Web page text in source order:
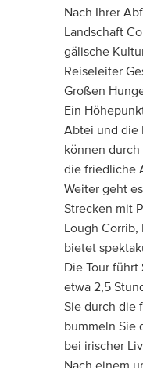
Nach Ihrer
Landschaft
gälische
Reiseleiter
Großen
Ein
Abtei und die
können
die friedliche
Weiter geht
Strecken mit
Lough
bietet
Die Tour führt
etwa 2,5
Sie durch die
bummeln Sie
bei irischer